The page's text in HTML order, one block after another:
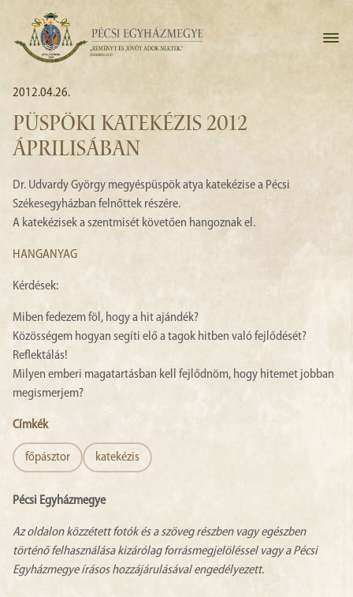
2012.04.26.
PÜSPÖKI KATEKÉZIS 2012
ÁPRILISÁBAN
Dr. Udvardy György megyéspüspök atya katekézise a Pécsi
Székesegyházban felnőttek részére.
A katekézisek a szentmisét követően hangoznak el.
HANGANYAG
Kérdések:
Miben fedezem föl, hogy a hit ajándék?
Közösségem hogyan segíti elő a tagok hitben való fejlődését?
Reflektálás!
Milyen emberi magatartásban kell fejlődnöm, hogy hitemet jobban
megismerjem?
Címkék
főpásztor katekézis
Pécsi Egyházmegye
Az oldalon közzétett fotók és a szöveg részben vagy egészben
történő felhasználása kizárólag forrásmegjelöléssel vagy a Pécsi
Egyházmegye írásos hozzájárulásával engedélyezett.